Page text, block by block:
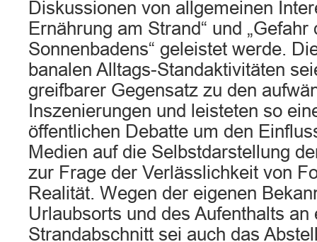
Diskussionen von allgemeinen
Ernährung am Strand“ und
Sonnenbadens“ geleistet werde.
banalen Alltags-Standaktivitäten
greifbarer Gegensatz zu den
Inszenierungen und leisteten so
öffentlichen Debatte um den
Medien auf die Selbstdarstellung
zur Frage der Verlässlichkeit von
Realität. Wegen der eigenen
Urlaubsorts und des Aufenthalts
Strandabschnitt sei auch das